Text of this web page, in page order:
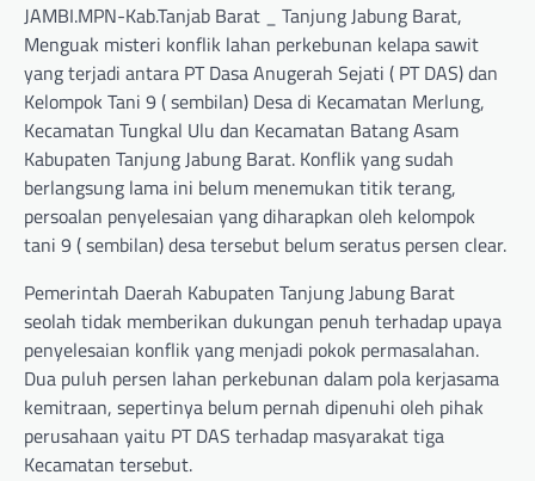
JAMBI.MPN-Kab.Tanjab Barat _ Tanjung Jabung Barat,
Menguak misteri konflik lahan perkebunan kelapa sawit
yang terjadi antara PT Dasa Anugerah Sejati ( PT DAS) dan
Kelompok Tani 9 ( sembilan) Desa di Kecamatan Merlung,
Kecamatan Tungkal Ulu dan Kecamatan Batang Asam
Kabupaten Tanjung Jabung Barat. Konflik yang sudah
berlangsung lama ini belum menemukan titik terang,
persoalan penyelesaian yang diharapkan oleh kelompok
tani 9 ( sembilan) desa tersebut belum seratus persen clear.
Pemerintah Daerah Kabupaten Tanjung Jabung Barat
seolah tidak memberikan dukungan penuh terhadap upaya
penyelesaian konflik yang menjadi pokok permasalahan.
Dua puluh persen lahan perkebunan dalam pola kerjasama
kemitraan, sepertinya belum pernah dipenuhi oleh pihak
perusahaan yaitu PT DAS terhadap masyarakat tiga
Kecamatan tersebut.